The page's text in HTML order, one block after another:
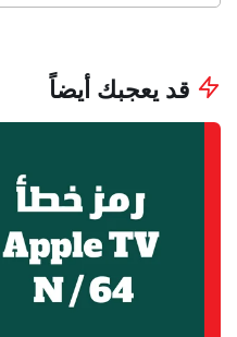
قد يعجبك أيضاً